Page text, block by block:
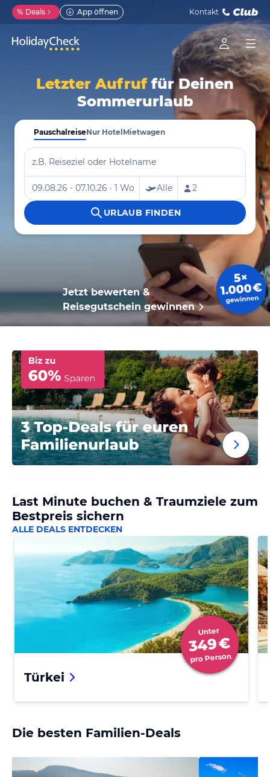
% Deals App öffnen Kontakt
Letzter Aufruffür Deinen
Sommerurlaub
Jetzt bewerten &
Reisegutschein gewinnen
Last Minute buchen & Traumziele zum
Bestpreis sichern
ALLE DEALS ENTDECKEN
Türkei
Unter
349€
pro Person
Die besten Familien-Deals